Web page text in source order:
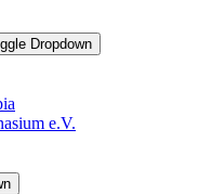
Dropdown
e.V.